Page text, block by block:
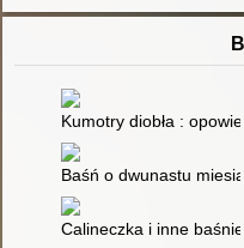
Kumotry diobła :
Baśń o dwunastu
Calineczka i inne baśnie